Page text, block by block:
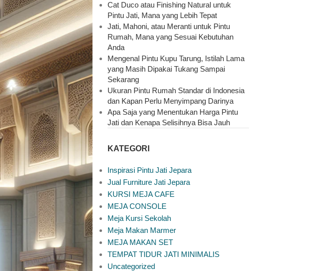
Cat Duco atau Finishing Natural untuk
Pintu Jati, Mana yang Lebih Tepat
Jati, Mahoni, atau Meranti untuk Pintu
Rumah, Mana yang Sesuai Kebutuhan
Anda
Mengenal Pintu Kupu Tarung, Istilah Lama
yang Masih Dipakai Tukang Sampai
Sekarang
Ukuran Pintu Rumah Standar di Indonesia
dan Kapan Perlu Menyimpang Darinya
Apa Saja yang Menentukan Harga Pintu
Jati dan Kenapa Selisihnya Bisa Jauh
KATEGORI
Inspirasi Pintu Jati Jepara
Jual Furniture Jati Jepara
KURSI MEJA CAFE
MEJA CONSOLE
Meja Kursi Sekolah
Meja Makan Marmer
MEJA MAKAN SET
TEMPAT TIDUR JATI MINIMALIS
Uncategorized